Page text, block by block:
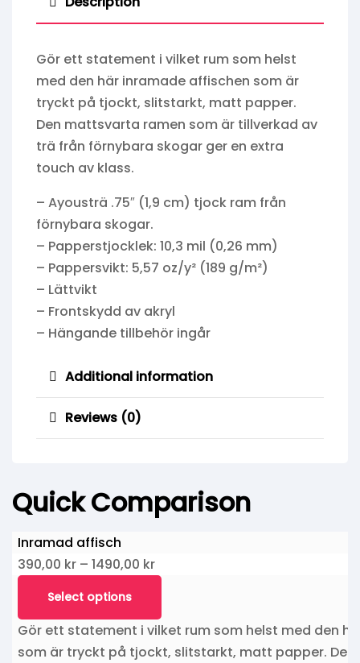
Gör ett statement i vilket rum som helst
med den här inramade affischen som är
tryckt på tjockt, slitstarkt, matt papper.
Den mattsvarta ramen som är tillverkad av
trä från förnybara skogar ger en extra
touch av klass.
– Ayousträ .75″ (1,9 cm) tjock ram från
förnybara skogar.
– Papperstjocklek: 10,3 mil (0,26 mm)
– Pappersvikt: 5,57 oz/y² (189 g/m²)
– Lättvikt
– Frontskydd av akryl
– Hängande tillbehör ingår
Additional information
Reviews (0)
Quick Comparison
Inramad affisch
390,00 kr– 1490,00 kr
Select options
Gör ett statement i vilket rum som helst med den
som är tryckt på tjockt, slitstarkt, matt papper.